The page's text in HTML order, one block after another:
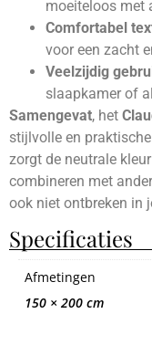
moeiteloos met
Comfortabel
voor een zacht
Veelzijdig
slaapkamer of
Samengevat, het
stijlvolle en
zorgt de neutrale
combineren met
ook niet ontbreken in
Specificaties
Afmetingen
150 × 200 cm